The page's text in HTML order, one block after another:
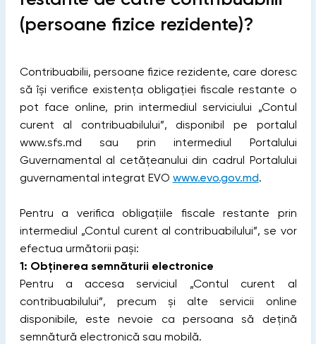
(persoane fizice rezidente)?
Contribuabilii, persoane fizice rezidente, care doresc
să își verifice existența obligației fiscale restante o
pot face online, prin intermediul serviciului „Contul
curent al contribuabilului”, disponibil pe portalul
www.sfs.md sau prin intermediul Portalului
Guvernamental al cetățeanului din cadrul Portalului
guvernamental integrat EVO www.evo.gov.md.
Pentru a verifica obligațiile fiscale restante prin
intermediul „Contul curent al contribuabilului”, se vor
efectua următorii pași:
1: Obținerea semnăturii electronice
Pentru a accesa serviciul „Contul curent al
contribuabilului”, precum și alte servicii online
disponibile, este nevoie ca persoana să dețină
semnătură electronică sau mobilă.